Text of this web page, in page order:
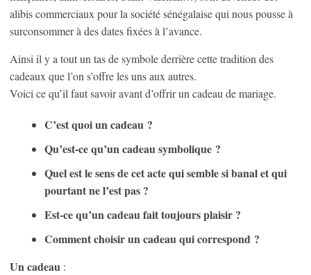
alibis commerciaux pour la société sénégalaise qui nous pousse à
surconsommer à des dates fixées à l’avance.
Ainsi il y a tout un tas de symbole derrière cette tradition des
cadeaux que l’on s’offre les uns aux autres.
Voici ce qu’il faut savoir avant d’offrir un cadeau de mariage.
C’est quoi un cadeau ?
Qu’est-ce qu’un cadeau symbolique ?
Quel est le sens de cet acte qui semble si banal et qui
pourtant ne l’est pas ?
Est-ce qu’un cadeau fait toujours plaisir ?
Comment choisir un cadeau qui correspond ?
Un cadeau :